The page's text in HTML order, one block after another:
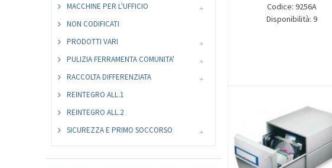
MACCHINE PER L'UFFICIO
NON CODIFICATI
PRODOTTI VARI
PULIZIA FERRAMENTA COMUNITA'
RACCOLTA DIFFERENZIATA
REINTEGRO ALL.1
REINTEGRO ALL.2
SICUREZZA E PRIMO SOCCORSO
Codice: 9256A
Disponibilità: 9